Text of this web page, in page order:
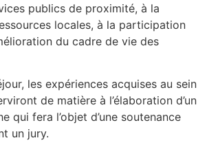
publics de proximité, à la
locales, à la participation
du cadre de vie des
les expériences acquises au sein
de matière à l’élaboration d’un
qui fera l’objet d’une soutenance
un jury.